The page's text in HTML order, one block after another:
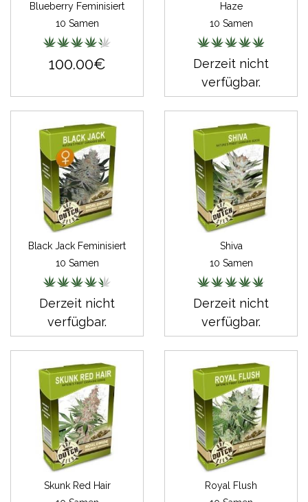
Blueberry Feminisiert
10 Samen
100.00€
Haze
10 Samen
Derzeit nicht
verfügbar.
Black Jack Feminisiert
10 Samen
Derzeit nicht
verfügbar.
Shiva
10 Samen
Derzeit nicht
verfügbar.
Skunk Red Hair
Royal Flush